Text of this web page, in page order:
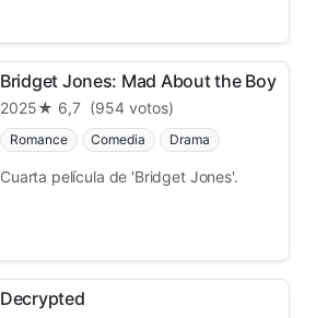
Bridget Jones: Mad About the Boy
2025★ 6,7 (954 votos)
Romance Comedia Drama
Cuarta película de 'Bridget Jones'.
Decrypted